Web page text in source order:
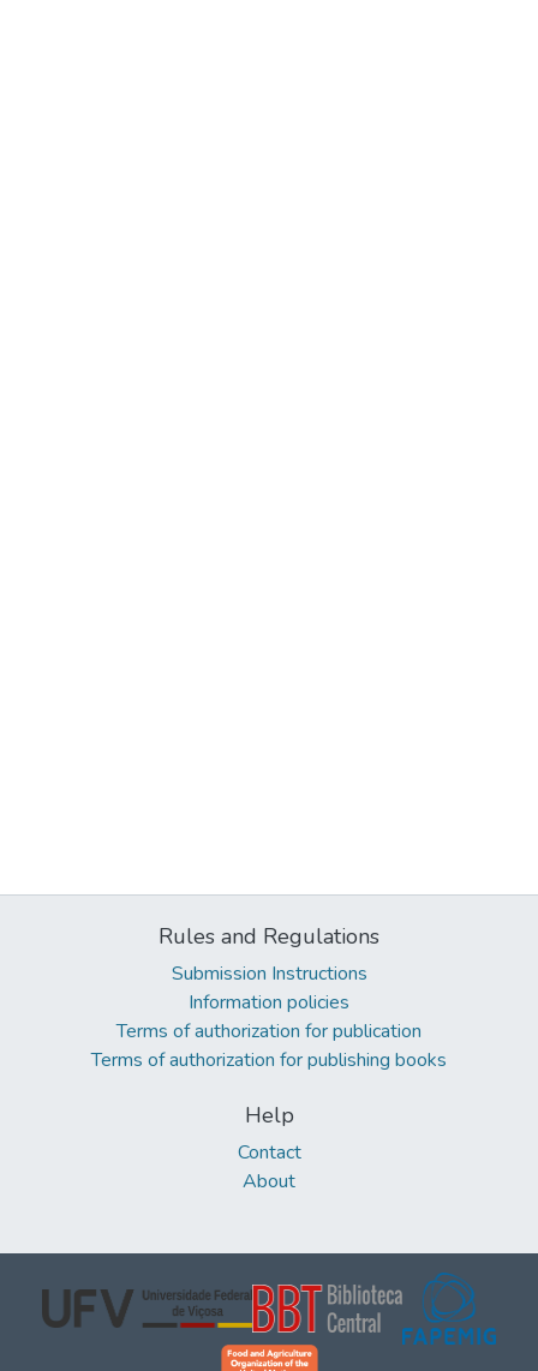
Rules and Regulations
Submission Instructions
Information policies
Terms of authorization for publication
Terms of authorization for publishing books
Help
Contact
About